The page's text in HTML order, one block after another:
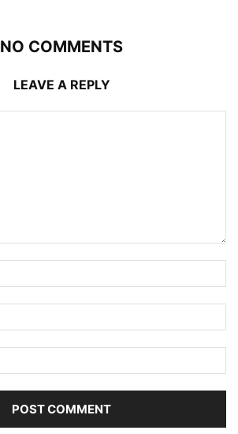
NO COMMENTS
LEAVE A REPLY